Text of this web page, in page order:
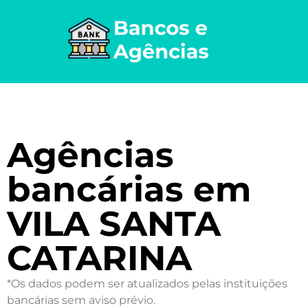
Agências
bancárias em
VILA SANTA
CATARINA
*Os dados podem ser atualizados pelas instituições
bancárias sem aviso prévio.